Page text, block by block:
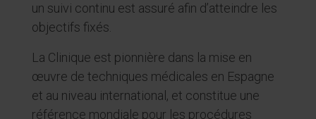
un suivi continu est assuré afin d’atteindre les
objectifs fixés.
La Clinique est pionnière dans la mise en
œuvre de techniques médicales en Espagne
et au niveau international, et constitue une
référence mondiale pour les procédures